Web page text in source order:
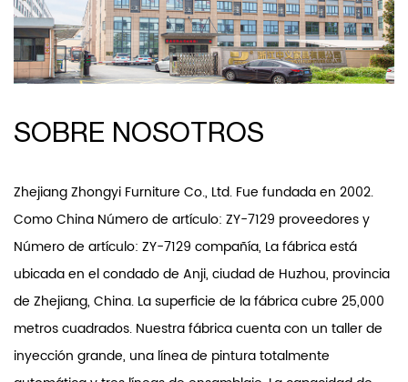
SOBRE NOSOTROS
Zhejiang Zhongyi Furniture Co., Ltd. Fue fundada en 2002.
ComoChina Número de artículo: ZY-7129 proveedoresy
Número de artículo: ZY-7129 compañía, La fábrica está
ubicada en el condado de Anji, ciudad de Huzhou, provincia
de Zhejiang, China. La superficie de la fábrica cubre 25,000
metros cuadrados. Nuestra fábrica cuenta con un taller de
inyección grande, una línea de pintura totalmente